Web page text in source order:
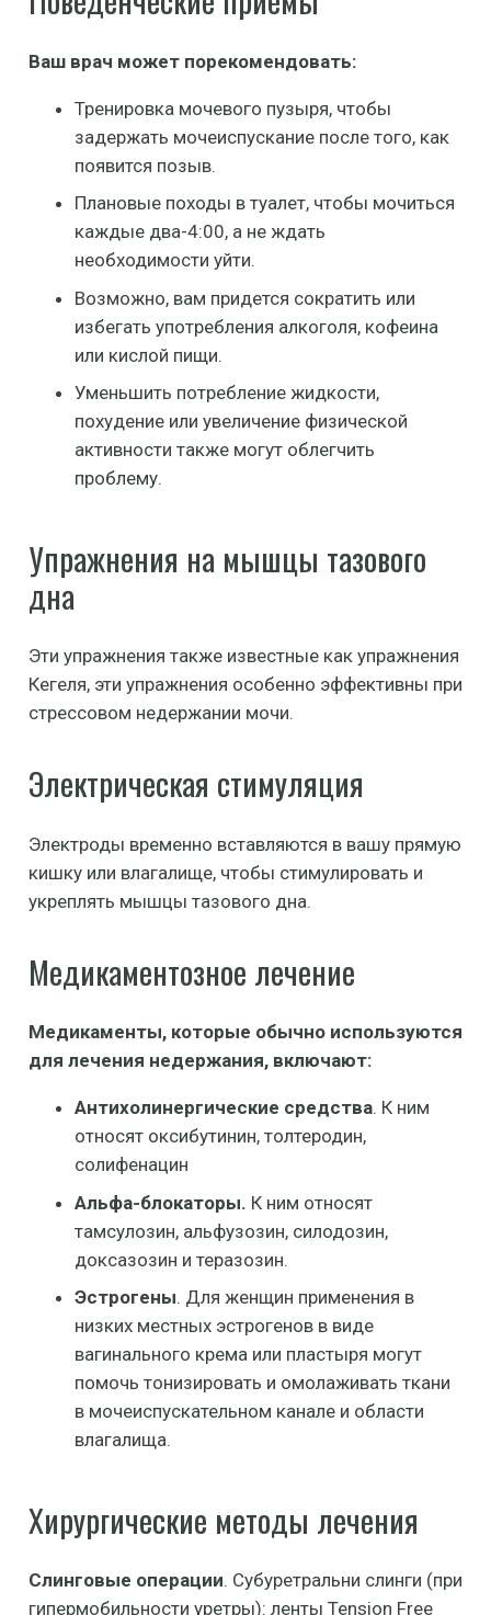
Ваш врач может порекомендовать:
Тренировка мочевого пузыря, чтобы
задержать мочеиспускание после того, как
появится позыв.
Плановые походы в туалет, чтобы мочиться
каждые два-4:00, а не ждать
необходимости уйти.
Возможно, вам придется сократить или
избегать употребления алкоголя, кофеина
или кислой пищи.
Уменьшить потребление жидкости,
похудение или увеличение физической
активности также могут облегчить
проблему.
Упражнения на мышцы тазового
дна
Эти упражнения также известные как упражнения
Кегеля, эти упражнения особенно эффективны при
стрессовом недержании мочи.
Электрическая стимуляция
Электроды временно вставляются в вашу прямую
кишку или влагалище, чтобы стимулировать и
укреплять мышцы тазового дна.
Медикаментозное лечение
Медикаменты, которые обычно используются
для лечения недержания, включают:
Антихолинергические средства. К ним
относят оксибутинин, толтеродин,
солифенацин
Альфа-блокаторы. К ним относят
тамсулозин, альфузозин, силодозин,
доксазозин и теразозин.
Эстрогены. Для женщин применения в
низких местных эстрогенов в виде
вагинального крема или пластыря могут
помочь тонизировать и омолаживать ткани
в мочеиспускательном канале и области
влагалища.
Хирургические методы лечения
Слинговые операции. Субуретральни слинги (при
гипермобильности уретры): ленты Tension Free